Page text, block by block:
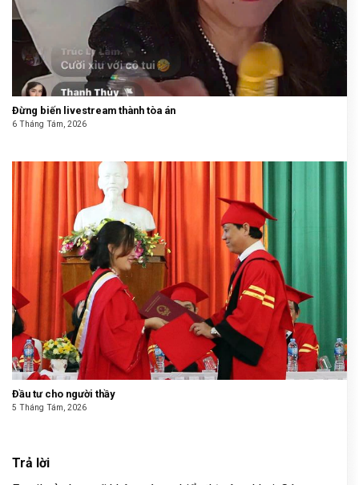
Đừng biến livestream thành tòa án
6 Tháng Tám, 2026
Đầu tư cho người thầy
5 Tháng Tám, 2026
Trả lời